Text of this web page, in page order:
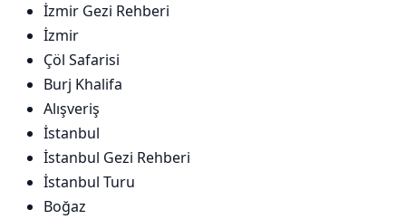
İzmir Gezi Rehberi
İzmir
Çöl Safarisi
Burj Khalifa
Alışveriş
İstanbul
İstanbul Gezi Rehberi
İstanbul Turu
Boğaz